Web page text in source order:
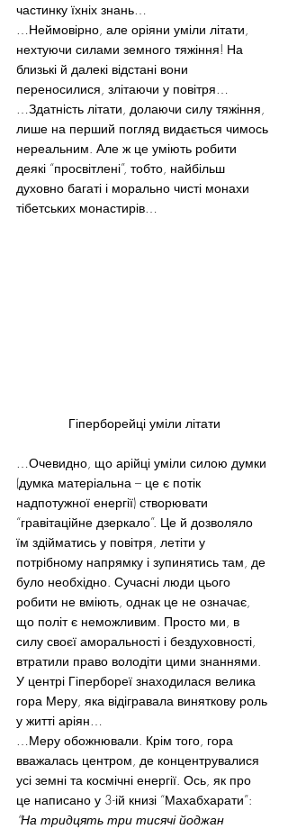
частинку їхніх знань…
…Неймовірно, але оріяни уміли літати,
нехтуючи силами земного тяжіння! На
близькі й далекі відстані вони
переносилися, злітаючи у повітря…
…Здатність літати, долаючи силу тяжіння,
лише на перший погляд видається чимось
нереальним. Але ж це уміють робити
деякі “просвітлені”, тобто, найбільш
духовно багаті і морально чисті монахи
тібетських монастирів…
Гіперборейці уміли літати
…Очевидно, що арійці уміли силою думки
(думка матеріальна – це є потік
надпотужної енергії) створювати
“гравітаційне дзеркало”. Це й дозволяло
їм здійматись у повітря, летіти у
потрібному напрямку і зупинятись там, де
було необхідно. Сучасні люди цього
робити не вміють, однак це не означає,
що політ є неможливим. Просто ми, в
силу своєї аморальності і бездуховності,
втратили право володіти цими знаннями.
У центрі Гіпербореї знаходилася велика
гора Меру, яка відігравала виняткову роль
у житті аріян…
…Меру обожнювали. Крім того, гора
вважалась центром, де концентрувалися
усі земні та космічні енергії. Ось, як про
це написано у 3-ій книзі “Махабхарати”:
“На тридцять три тисячі йоджан